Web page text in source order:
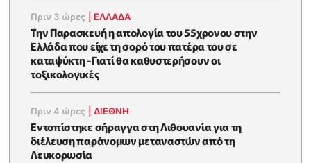
Πριν 3 ώρες ΕΛΛΑΔΑ
Την Παρασκευή η απολογία του 55χρονου στην
Ελλάδα που είχε τη σορό του πατέρα του σε
καταψύκτη -Γιατί θα καθυστερήσουν οι
τοξικολογικές
Πριν 4 ώρες |ΔΙΕΘΝΗ
Εντοπίστηκε σήραγγα στη Λιθουανία για τη
διέλευση παράνομων μεταναστών από τη
Λευκορωσία